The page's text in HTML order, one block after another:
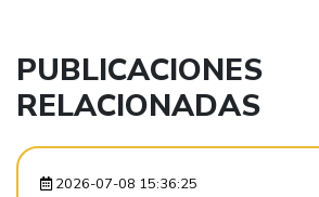
PUBLICACIONES
RELACIONADAS
2026-07-08 15:36:25